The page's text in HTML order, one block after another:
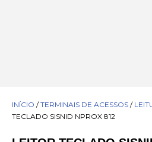
INÍCIO /TERMINAIS DE ACESSOS /
TECLADO SISNID NPROX 812